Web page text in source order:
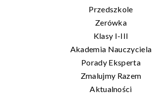
Przedszkole
Zerówka
Klasy I-III
Akademia Nauczyciela
Porady Eksperta
Zmalujmy Razem
Aktualności